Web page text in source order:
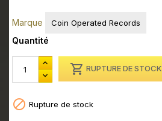
Marque Coin Operated Records
Quantité
 RUPTURE DE STOCK
 Rupture de stock